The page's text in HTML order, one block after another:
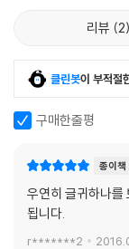
리뷰 2
클린봇이 부적절
구매한줄평
종이책
우연히 글귀하나를
됩니다.
r*******2